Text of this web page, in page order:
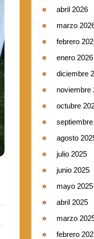
abril 2026
marzo
febrero
enero 2026
diciembre
noviembre
octubre
agosto
julio 2025
junio 2025
mayo 2025
abril 2025
marzo
febrero